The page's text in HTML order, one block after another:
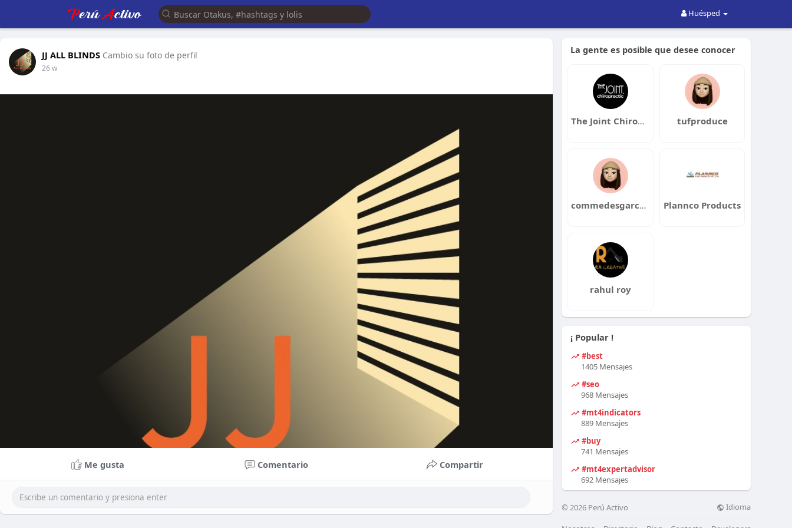
Huésped
JJ ALL BLINDS Cambio su foto de perfil
26 w
Me gusta Comentario Compartir
La gente es posible que desee conocer
The Joint Chiropractic Temple tufproduce
commedesgarcons557 Plannco Products
rahul roy
¡ Popular !
#best
1405 Mensajes
#seo
968 Mensajes
#mt4indicators
889 Mensajes
#buy
741 Mensajes
#mt4expertadvisor
692 Mensajes
© 2026 Perú Activo Idioma